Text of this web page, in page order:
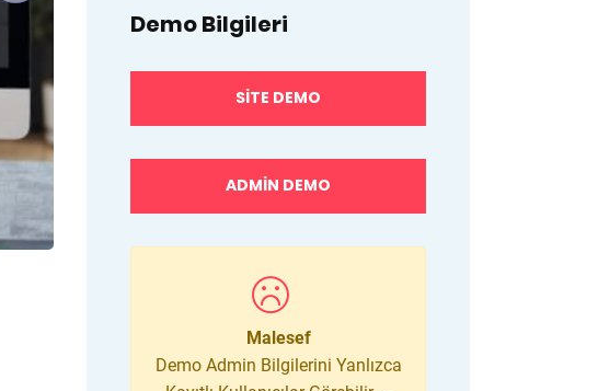
Demo Bilgileri
SITE DEMO
ADMIN DEMO
Malesef
Demo Admin Bilgilerini Yanlızca